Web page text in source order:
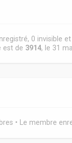
0 invisible
est de 3914, le 31
• Le membre